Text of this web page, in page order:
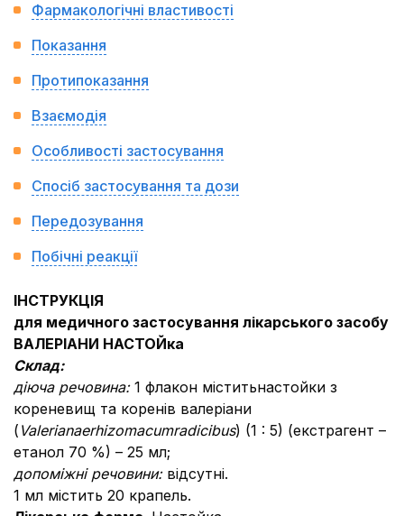
Фармакологічні властивості
Показання
Протипоказання
Взаємодія
Особливості застосування
Спосіб застосування та дози
Передозування
Побічні реакції
IНСТРУКЦIЯ
для медичного застосування лікарського засобу
ВАЛЕРІАНИ НАСТОЙка
Склад:
діюча речовина: 1 флакон міститьнастойки з
кореневищ та коренів валеріани
( Valerianaerhizomacumradicibus) (1 : 5) (екстрагент –
етанол 70 %) – 25 мл;
допоміжні речовини: відсутні.
1 мл містить 20 крапель.